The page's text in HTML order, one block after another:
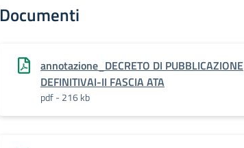
Documenti
annotazione_DECRETO DI PUBBLICAZIONE
DEFINITIVAI-II FASCIA ATA
pdf - 216 kb